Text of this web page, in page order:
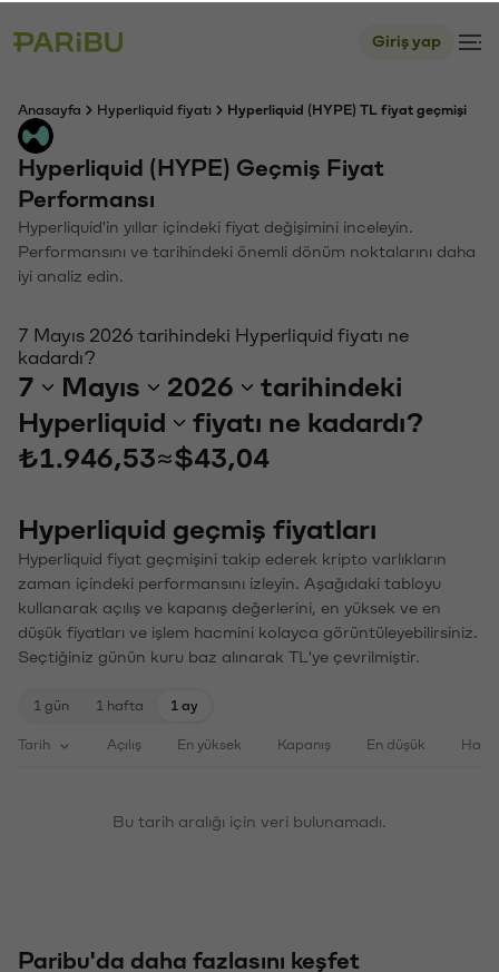
Giriş yap
Anasayfa Hyperliquid fiyatı Hyperliquid (HYPE) TL fiyat geçmişi
Hyperliquid (HYPE) Geçmiş Fiyat
Performansı
Hyperliquid'in yıllar içindeki fiyat değişimini inceleyin.
Performansını ve tarihindeki önemli dönüm noktalarını daha
iyi analiz edin.
7 Mayıs 2026 tarihindeki Hyperliquid fiyatı ne
kadardı?
7 Mayıs 2026
tarihindeki
Hyperliquid
fiyatı ne kadardı?
₺1.946,53≈$43,04
Hyperliquid geçmiş fiyatları
Hyperliquid fiyat geçmişini takip ederek kripto varlıkların
zaman içindeki performansını izleyin. Aşağıdaki tabloyu
kullanarak açılış ve kapanış değerlerini, en yüksek ve en
düşük fiyatları ve işlem hacmini kolayca görüntüleyebilirsiniz.
Seçtiğiniz günün kuru baz alınarak TL'ye çevrilmiştir.
1 gün 1 hafta 1 ay
Tarih Açılış En yüksek Kapanış En düşük
Bu tarih aralığı için veri bulunamadı.
Paribu'da daha fazlasını keşfet